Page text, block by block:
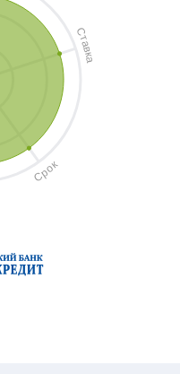
С
т
а
в
к
а
Сро
к